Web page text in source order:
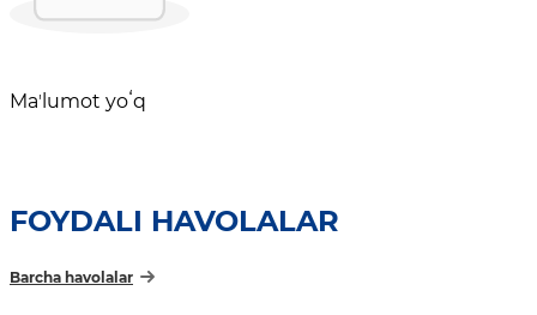
Maʼlumot yoʻq
FOYDALI HAVOLALAR
Barcha havolalar